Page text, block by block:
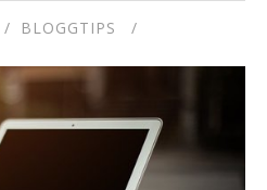
BLOGGTIPS